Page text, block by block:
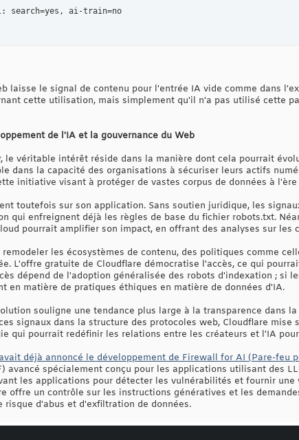
search=yes, ai-train=no
laisse le signal de contenu pour l'entrée IA vide comme dans
cette utilisation, mais simplement qu'il n'a pas utilisé cette
de l'IA et la gouvernance du Web
le véritable intérêt réside dans la manière dont cela pourrait
dans la capacité des organisations à sécuriser leurs actifs
initiative visant à protéger de vastes corpus de données à
toutefois sur son application. Sans soutien juridique, les
qui enfreignent déjà les règles de base du fichier robots.txt.
pourrait amplifier son impact, en offrant des analyses sur les
les écosystèmes de contenu, des politiques comme
L'offre gratuite de Cloudflare démocratise l'accès, ce qui
dépend de l'adoption généralisée des robots d'indexation ; si
en matière de pratiques éthiques en matière de données d'IA.
souligne une tendance plus large à la transparence dans
signaux dans la structure des protocoles web, Cloudflare
qui pourrait redéfinir les relations entre les créateurs et l'IA
déjà annoncé le développement de Firewall for AI (Pare-feu
avancé spécialement conçu pour les applications utilisant des
les applications pour détecter les vulnérabilités et fournir
offre un contrôle sur les instructions génératives et les
risque d'abus et d'exfiltration de données.